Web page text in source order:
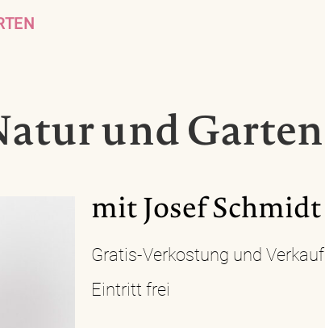
und Garten
mit Josef Schmidt
Gratis-Verkostung und Verkauf
Eintritt frei